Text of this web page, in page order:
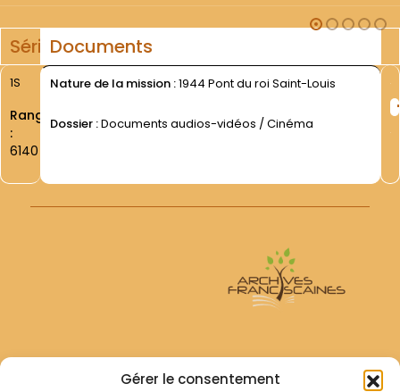
Gérer le consentement
SérieDocuments
1S
Rang
:
6140
Nature de la mission :1944 Pont du roi Saint-Louis
Dossier :Documents audios-vidéos / Cinéma
Archives Franciscaines